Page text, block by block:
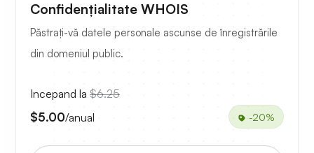
Confidențialitate WHOIS
Păstrați-vă datele personale ascunse de înregistrările
din domeniul public.
Incepand la $6.25
$5.00/anual -20%